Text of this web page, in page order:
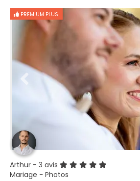
PREMIUM PLUS
Arthur - 3 avis
Mariage - Photos